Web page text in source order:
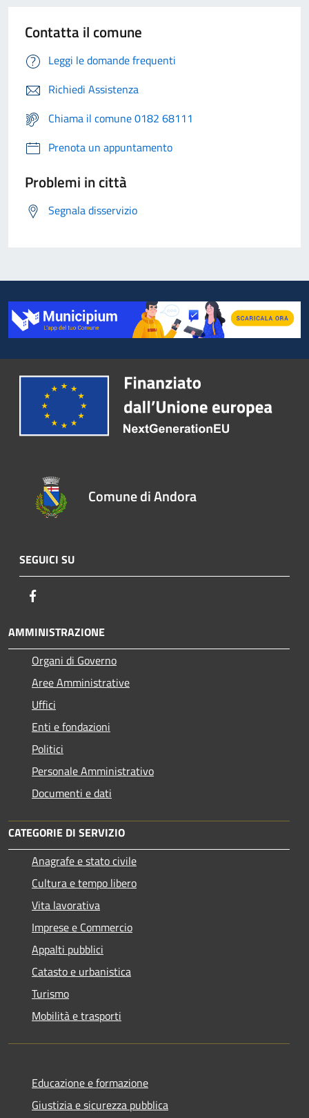
Contatta il comune
Leggi le domande frequenti
Richiedi Assistenza
Chiama il comune 0182 68111
Prenota un appuntamento
Problemi in città
Segnala disservizio
Comune di Andora
SEGUICI SU
AMMINISTRAZIONE
Organi di Governo
Aree Amministrative
Uffici
Enti e fondazioni
Politici
Personale Amministrativo
Documenti e dati
CATEGORIE DI SERVIZIO
Anagrafe e stato civile
Cultura e tempo libero
Vita lavorativa
Imprese e Commercio
Appalti pubblici
Catasto e urbanistica
Turismo
Mobilità e trasporti
Educazione e formazione
Giustizia e sicurezza pubblica